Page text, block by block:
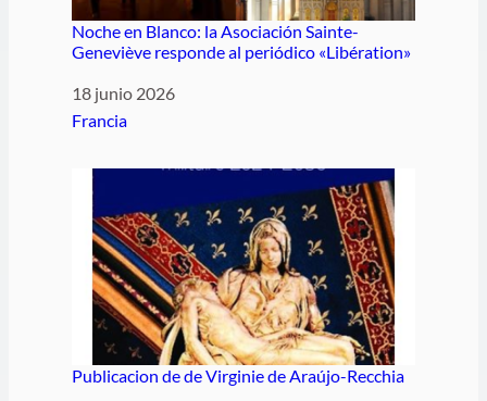
Noche en Blanco: la Asociación Sainte-
Geneviève responde al periódico «Libération»
Fecha
18 junio 2026
Respecto a
Francia
Publicacion de de Virginie de Araújo-Recchia